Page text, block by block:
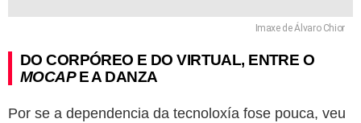
Imaxe de Álvaro Chior
DO CORPÓREO E DO VIRTUAL, ENTRE O
MOCAPE A DANZA
Por se a dependencia da tecnoloxía fose pouca, veu